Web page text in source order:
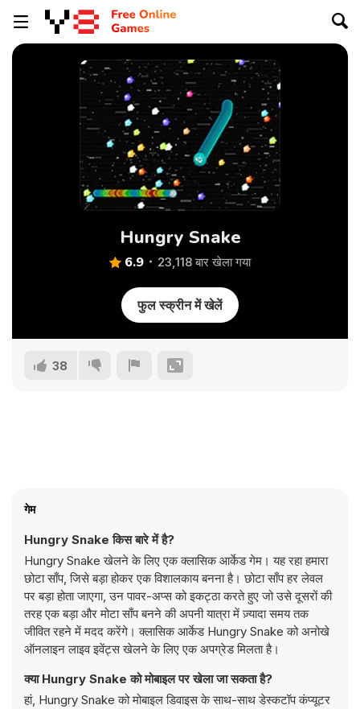
Hungry Snake
6.9 23,118 बार खेला गया
फुल स्क्रीन में खेलें
38
गेम
Hungry Snake किस बारे में है?
Hungry Snake खेलने के लिए एक क्लासिक आर्केड गेम। यह रहा हमारा
छोटा साँप, जिसे बड़ा होकर एक विशालकाय बनना है। छोटा साँप हर लेवल
पर बड़ा होता जाएगा, उन पावर-अप्स को इकट्ठा करते हुए जो उसे दूसरों की
तरह एक बड़ा और मोटा साँप बनने की अपनी यात्रा में ज़्यादा समय तक
जीवित रहने में मदद करेंगे। क्लासिक आर्केड Hungry Snake को अनोखे
ऑनलाइन लाइव इवेंट्स खेलने के लिए एक अपग्रेड मिलता है।
क्या Hungry Snake को मोबाइल पर खेला जा सकता है?
हां, Hungry Snake को मोबाइल डिवाइस के साथ-साथ डेस्कटॉप कंप्यूटर